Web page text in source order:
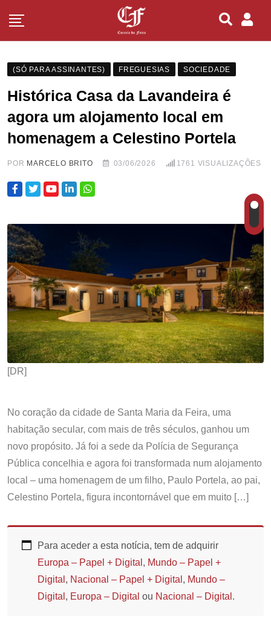
(SÓ PARA ASSINANTES) FREGUESIAS SOCIEDADE
Histórica Casa da Lavandeira é
agora um alojamento local em
homenagem a Celestino Portela
POR MARCELO BRITO 03/06/2026 1761 VISUALIZAÇÕES
[DR]
No coração da cidade de Santa Maria da Feira, uma
habitação secular, com mais de três séculos, ganhou um
novo propósito. Já foi a sede da Polícia de Segurança
Pública concelhia e agora foi transformada num alojamento
local – uma homenagem de um filho, Paulo Portela, ao pai,
Celestino Portela, figura incontornável que em muito […]
Para aceder a esta notícia, tem de adquirir
Europa – Papel + Digital , Mundo – Papel +
Digital , Nacional – Papel + Digital , Mundo –
Digital , Europa – Digital ou Nacional – Digital .